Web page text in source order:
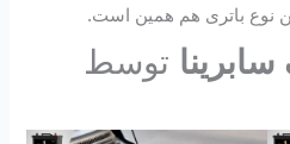
نوع باتری هم همین است.
توسط